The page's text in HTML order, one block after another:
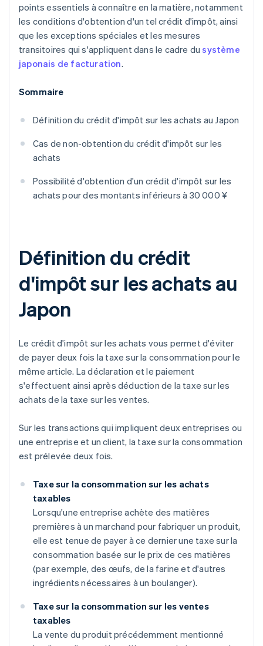
points essentiels à connaître en la matière, notamment
les conditions d'obtention d'un tel crédit d'impôt, ainsi
que les exceptions spéciales et les mesures
transitoires qui s'appliquent dans le cadre dusystème
japonais de facturation.
Sommaire
Définition du crédit d'impôt sur les achats au Japon
Cas de non-obtention du crédit d'impôt sur les
achats
Possibilité d'obtention d'un crédit d'impôt sur les
achats pour des montants inférieurs à 30 000 ¥
Définition du crédit
d'impôt sur les achats au
Japon
Le crédit d'impôt sur les achats vous permet d'éviter
de payer deux fois la taxe sur la consommation pour le
même article. La déclaration et le paiement
s'effectuent ainsi après déduction de la taxe sur les
achats de la taxe sur les ventes.
Sur les transactions qui impliquent deux entreprises ou
une entreprise et un client, la taxe sur la consommation
est prélevée deux fois.
Taxe sur la consommation sur les achats
taxables
Lorsqu'une entreprise achète des matières
premières à un marchand pour fabriquer un produit,
elle est tenue de payer à ce dernier une taxe sur la
consommation basée sur le prix de ces matières
(par exemple, des œufs, de la farine et d'autres
ingrédients nécessaires à un boulanger).
Taxe sur la consommation sur les ventes
taxables
La vente du produit précédemment mentionné